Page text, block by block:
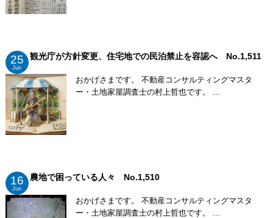
25
Jun
観光庁が方針変更、住宅地での民泊禁止を容認へ No.1,511
おかげさまです。 不動産コンサルティングマスタ
ー・土地家屋調査士の村上哲也です。 ...
16
Jun
農地で困っている人々 No.1,510
おかげさまです。 不動産コンサルティングマスタ
ー・土地家屋調査士の村上哲也です。 ...